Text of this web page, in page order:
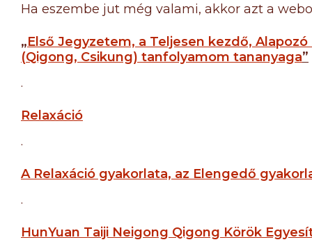
Ha eszembe jut még valami, akkor azt a
„Első Jegyzetem, a Teljesen kezdő, Alapozó
(Qigong, Csikung) tanfolyamom tananyaga”
.
Relaxáció
.
A Relaxáció gyakorlata, az Elengedő
.
HunYuan Taiji Neigong Qigong Körök